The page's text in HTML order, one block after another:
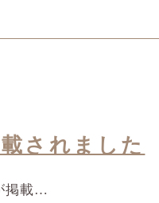
されました
掲載…